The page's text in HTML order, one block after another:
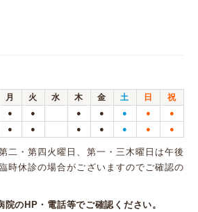
月 火 水 木 金 土 日
祝
● ● ● ● ● ● ●
● ● ● ● ● ● ●
・第四火曜日、第一・三木曜日は午後
時休診の場合がございますのでご確認の
のHP・電話等でご確認ください。